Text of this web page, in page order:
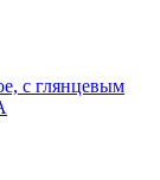
с глянцевым